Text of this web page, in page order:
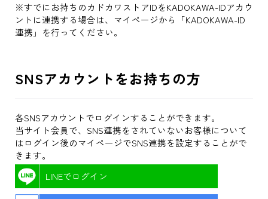
※すでにお持ちのカドカワストアIDをKADOKAWA-IDアカウ
ントに連携する場合は、マイページから「KADOKAWA-ID
連携」を行ってください。
SNSアカウントをお持ちの方
各SNSアカウントでログインすることができます。
当サイト会員で、SNS連携をされていないお客様について
はログイン後のマイページでSNS連携を設定することがで
きます。
LINEでログイン